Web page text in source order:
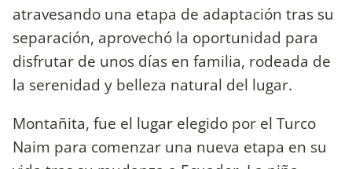
atravesando una etapa de adaptación tras su
separación, aprovechó la oportunidad para
disfrutar de unos días en familia, rodeada de
la serenidad y belleza natural del lugar.
Montañita, fue el lugar elegido por el Turco
Naim para comenzar una nueva etapa en su